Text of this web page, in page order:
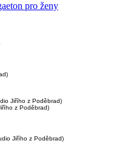
pro ženy
Jiřího z Poděbrad)
z Poděbrad)
Jiřího z Poděbrad)